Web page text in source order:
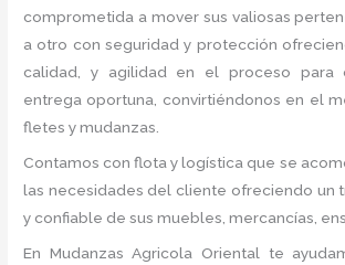
comprometida a mover sus valiosas
a otro con seguridad y protección
calidad, y agilidad en el proceso para
entrega oportuna, convirtiéndonos en el
fletes y mudanzas.
Contamos con flota y logística que se
las necesidades del cliente ofreciendo un
y confiable de sus muebles, mercancías,
En Mudanzas Agricola Oriental te